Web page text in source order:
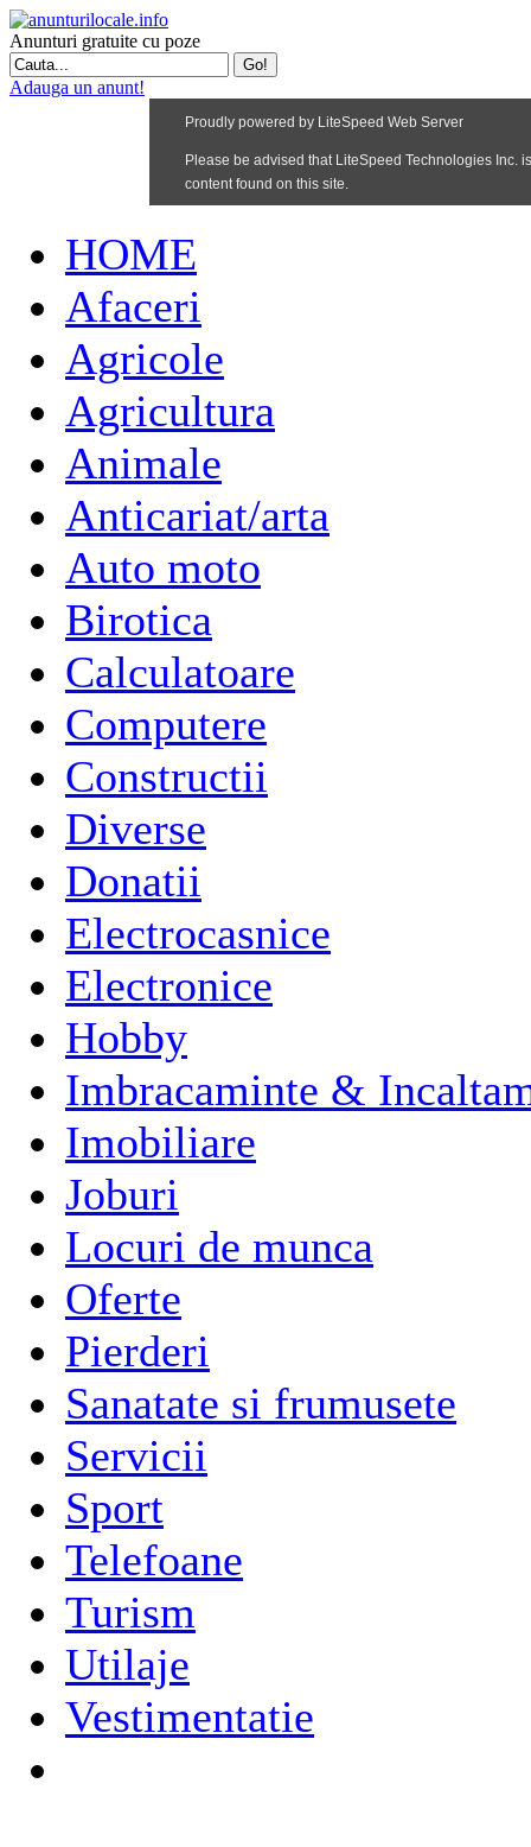
Anunturi gratuite cu poze
Adauga un anunt!
HOME
Afaceri
Agricole
Agricultura
Animale
Anticariat/arta
Auto moto
Birotica
Calculatoare
Computere
Constructii
Diverse
Donatii
Electrocasnice
Electronice
Hobby
Imbracaminte &
Imobiliare
Joburi
Locuri de munca
Oferte
Pierderi
Sanatate si frumusete
Servicii
Sport
Telefoane
Turism
Utilaje
Vestimentatie